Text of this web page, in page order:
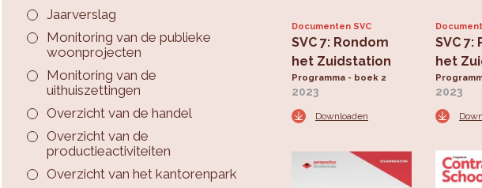
Jaarverslag
Monitoring van de publieke
woonprojecten
Monitoring van de
uithuiszettingen
Overzicht van de handel
Overzicht van de
productieactiviteiten
Overzicht van het kantorenpark
Documenten SVC
SVC 7: Rondom
het Zuidstation
Programma - boek 2
2023
Downloaden
SVC 7:
het
2023